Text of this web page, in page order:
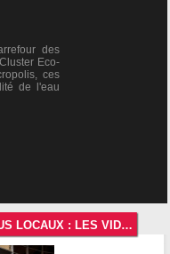
des
Eco-
ces
de l'eau
CARREFOUR DES MAIRES ET DES ÉLUS LOCAUX : LES VIDÉOS LES PLUS RÉCENTES